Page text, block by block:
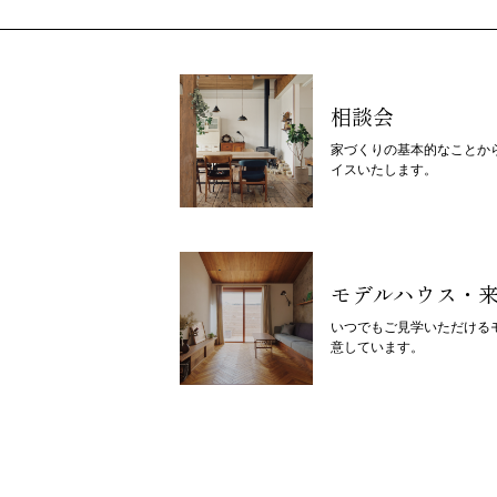
相談会
家づくりの基本的なことか
イスいたします。
モデルハウス・
いつでもご見学いただける
意しています。